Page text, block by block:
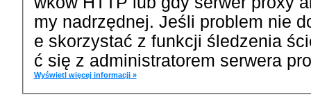
my nadrzędnej. Jeśli problem nie
e skorzystać z funkcji śledzenia
ć się z administratorem serwera
Wyświetl więcej informacji »